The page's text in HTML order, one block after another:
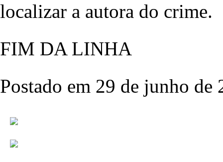
localizar a autora do crime.
FIM DA LINHA
Postado em 29 de junho de